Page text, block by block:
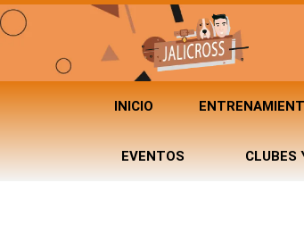
INICIO
EVENTOS CLUBES